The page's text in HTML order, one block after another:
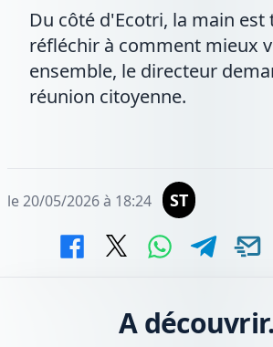
Du côté d'Ecotri, la main
réfléchir à comment mieux
ensemble, le directeur
réunion citoyenne.
le 20/05/2026 à 18:24 ST
A